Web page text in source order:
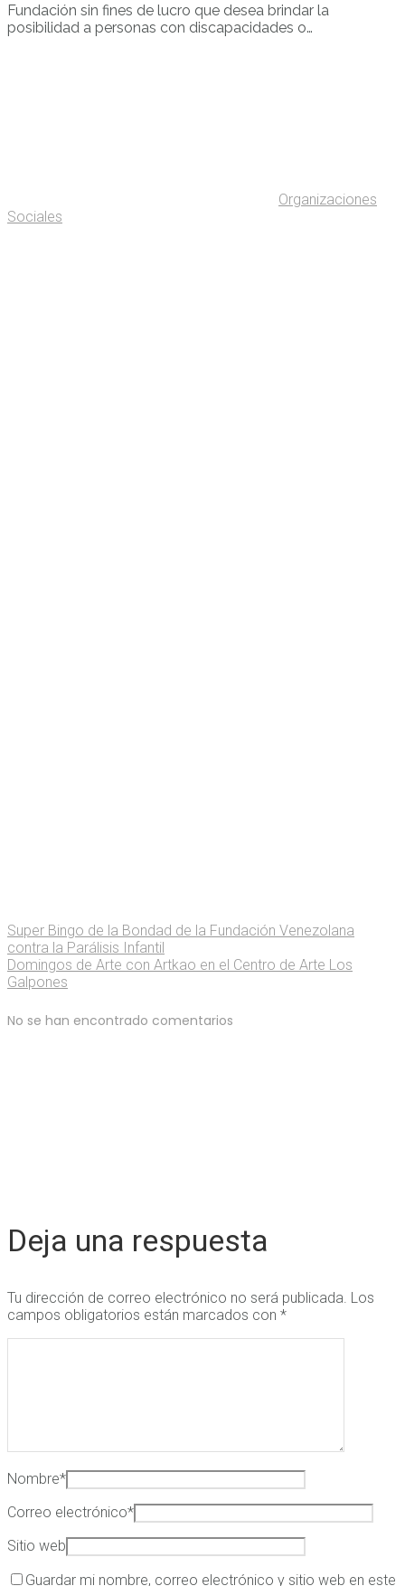
Fundación sin fines de lucro que desea brindar la
posibilidad a personas con discapacidades o…
Organizaciones
Sociales
Super Bingo de la Bondad de la Fundación Venezolana
contra la Parálisis Infantil
Domingos de Arte con Artkao en el Centro de Arte Los
Galpones
No se han encontrado comentarios
Deja una respuesta
Tu dirección de correo electrónico no será publicada. Los
campos obligatorios están marcados con *
Nombre*
Correo electrónico*
Sitio web
Guardar mi nombre, correo electrónico y sitio web en este